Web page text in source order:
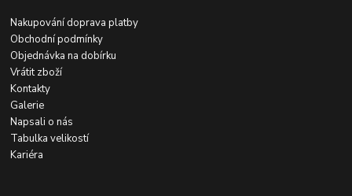
Nakupování doprava platby
Obchodní podmínky
Objednávka na dobírku
Vrátit zboží
Kontakty
Galerie
Napsali o nás
Tabulka velikostí
Kariéra